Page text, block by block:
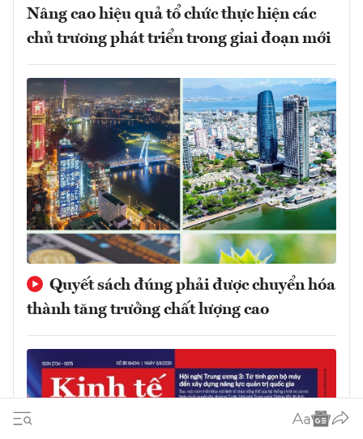
Nâng cao hiệu quả tổ chức thực hiện các
chủ trương phát triển trong giai đoạn mới
Quyết sách đúng phải được chuyển hóa
thành tăng trưởng chất lượng cao